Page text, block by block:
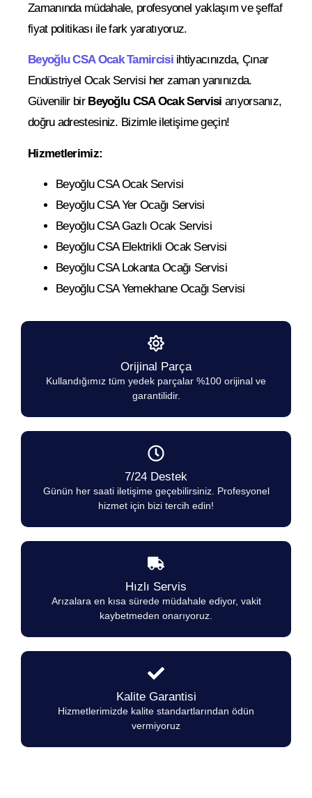
Zamanında müdahale, profesyonel yaklaşım ve şeffaf
fiyat politikası ile fark yaratıyoruz.
Beyoğlu CSA Ocak Tamircisi ihtiyacınızda, Çınar
Endüstriyel Ocak Servisi her zaman yanınızda.
Güvenilir bir Beyoğlu CSA Ocak Servisi arıyorsanız,
doğru adrestesiniz. Bizimle iletişime geçin!
Hizmetlerimiz:
Beyoğlu CSA Ocak Servisi
Beyoğlu CSA Yer Ocağı Servisi
Beyoğlu CSA Gazlı Ocak Servisi
Beyoğlu CSA Elektrikli Ocak Servisi
Beyoğlu CSA Lokanta Ocağı Servisi
Beyoğlu CSA Yemekhane Ocağı Servisi
Orijinal Parça
Kullandığımız tüm yedek parçalar %100 orijinal ve
garantilidir.
7/24 Destek
Günün her saati iletişime geçebilirsiniz. Profesyonel
hizmet için bizi tercih edin!
Hızlı Servis
Arızalara en kısa sürede müdahale ediyor, vakit
kaybetmeden onarıyoruz.
Kalite Garantisi
Hizmetlerimizde kalite standartlarından ödün
vermiyoruz